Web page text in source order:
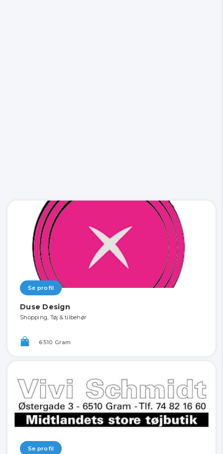
Se profil
Duse Design
Shopping, Tøj & tilbehør
6510 Gram
Se profil